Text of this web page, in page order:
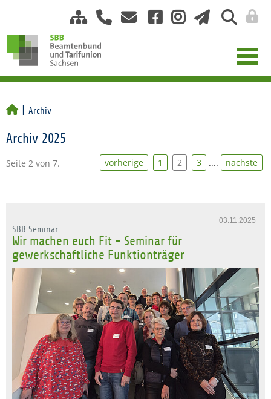
Archiv
Archiv 2025
Seite 2 von 7. vorherige 1 2 3 .... nächste
03.11.2025
SBB Seminar
Wir machen euch Fit - Seminar für
gewerkschaftliche Funktionträger